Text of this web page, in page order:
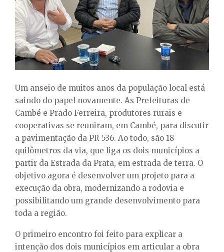
U
Um anseio de muitos anos da população local está
saindo do papel novamente. As Prefeituras de
Cambé e Prado Ferreira, produtores rurais e
cooperativas se reuniram, em Cambé, para discutir
a pavimentação da PR-536. Ao todo, são 18
quilômetros da via, que liga os dois municípios a
partir da Estrada da Prata, em estrada de terra. O
objetivo agora é desenvolver um projeto para a
execução da obra, modernizando a rodovia e
possibilitando um grande desenvolvimento para
toda a região.
O primeiro encontro foi feito para explicar a
intenção dos dois municípios em articular a obra